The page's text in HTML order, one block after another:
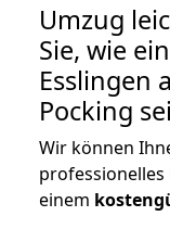
Umzug
Sie, wie
Esslingen
Pocking
Wir können
professionelles
einem